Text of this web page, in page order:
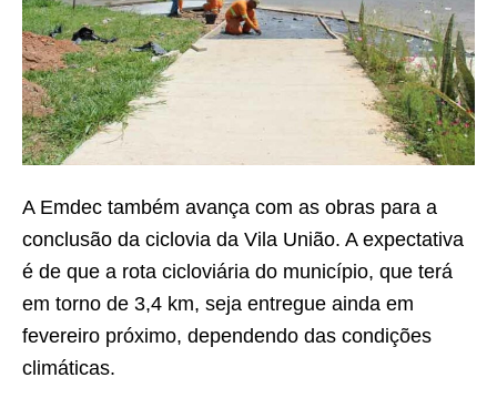
A Emdec também avança com as obras para a
conclusão da ciclovia da Vila União. A expectativa
é de que a rota cicloviária do município, que terá
em torno de 3,4 km, seja entregue ainda em
fevereiro próximo, dependendo das condições
climáticas.